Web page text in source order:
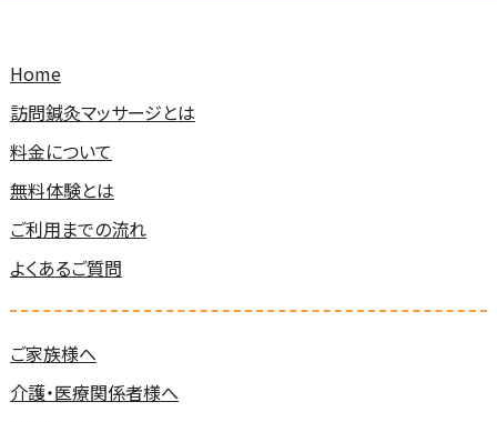
Home
訪問鍼灸マッサージとは
料金について
無料体験とは
ご利用までの流れ
よくあるご質問
ご家族様へ
介護・医療関係者様へ